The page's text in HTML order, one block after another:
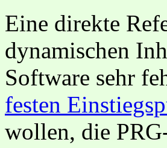
Eine direkte
dynamischen
Software sehr
festen
wollen, die